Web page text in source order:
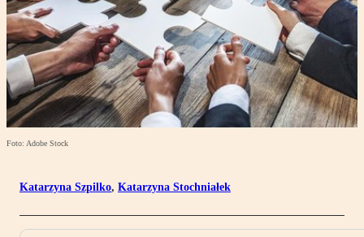
Foto: Adobe Stock
Katarzyna Szpilko, Katarzyna Stochniałek